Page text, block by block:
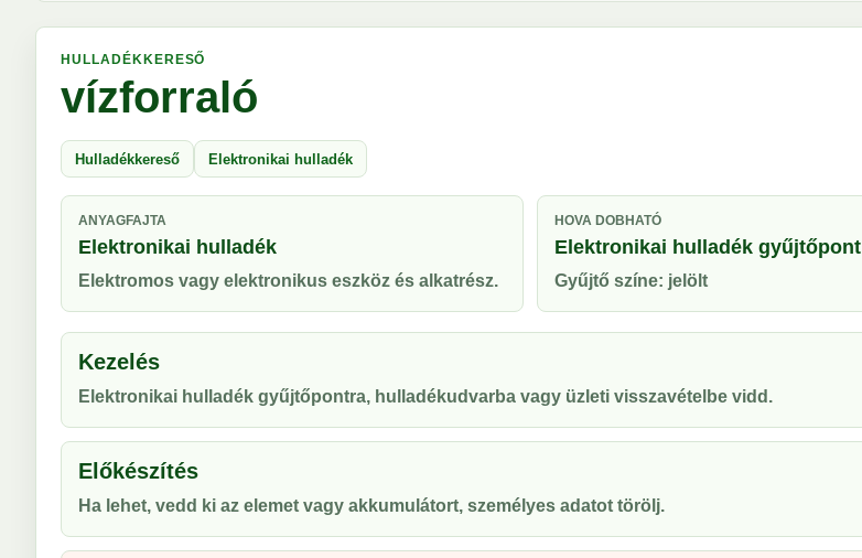
HULLADÉKKERESŐ
vízforraló
Hulladékkereső Elektronikai hulladék
ANYAGFAJTA
Elektronikai hulladék
Elektromos vagy elektronikus eszköz és alkatrész.
HOVA DOBHATÓ
Elektronikai hulladék gyűjtőpont
Gyűjtő színe: jelölt
Kezelés
Elektronikai hulladék gyűjtőpontra, hulladékudvarba vagy üzleti visszavételbe vidd.
Előkészítés
Ha lehet, vedd ki az elemet vagy akkumulátort, személyes adatot törölj.